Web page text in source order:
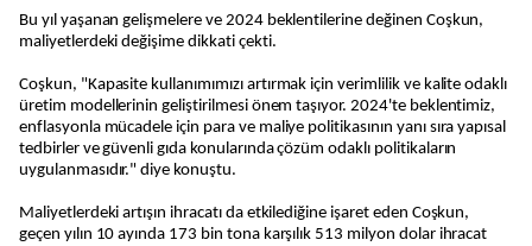
Bu yıl yaşanan gelişmelere ve 2024 beklentilerine değinen Coşkun,
maliyetlerdeki değişime dikkati çekti.
Coşkun, "Kapasite kullanımımızı artırmak için verimlilik ve kalite odaklı
üretim modellerinin geliştirilmesi önem taşıyor. 2024'te beklentimiz,
enflasyonla mücadele için para ve maliye politikasının yanı sıra yapısal
tedbirler ve güvenli gıda konularında çözüm odaklı politikaların
uygulanmasıdır." diye konuştu.
Maliyetlerdeki artışın ihracatı da etkilediğine işaret eden Coşkun,
geçen yılın 10 ayında 173 bin tona karşılık 513 milyon dolar ihracat